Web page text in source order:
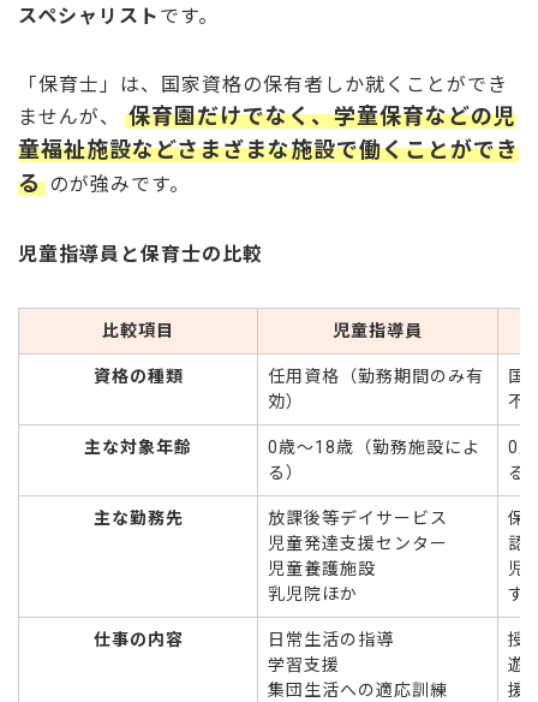
スペシャリスト です。
「保育士」は、国家資格の保有者しか就くことができ
ませんが、
保育園だけでなく、学童保育などの児
童福祉施設などさまざまな施設で働くことができ
る のが強みです。
児童指導員と保育士の比較
比較項目 児童指導員
資格の種類
任用資格（勤務期間のみ有
効）
国
不
主な対象年齢
0歳〜18歳（勤務施設によ
る）
0
る
主な勤務先
放課後等デイサービス
児童発達支援センター
児童養護施設
乳児院ほか
保
認
児
す
仕事の内容
日常生活の指導
学習支援
集団生活への適応訓練
授
遊
援